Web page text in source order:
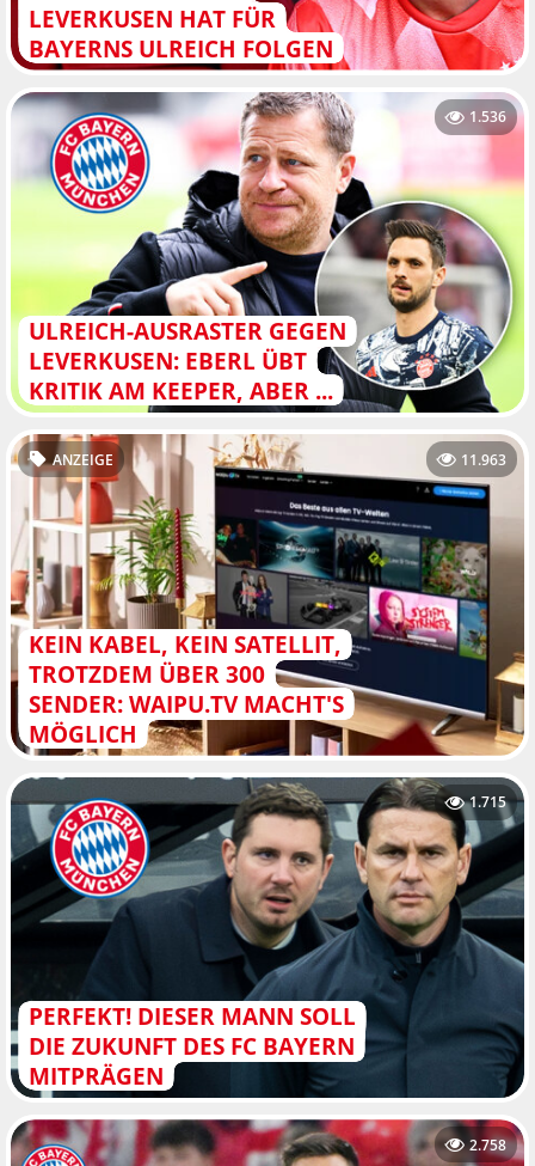
LEVERKUSEN HAT FÜR
BAYERNS ULREICH FOLGEN
ULREICH-AUSRASTER GEGEN
LEVERKUSEN: EBERL ÜBT
KRITIK AM KEEPER, ABER ...
1.536
KEIN KABEL, KEIN SATELLIT,
TROTZDEM ÜBER 300
SENDER: WAIPU.TV MACHT'S
MÖGLICH
ANZEIGE 11.963
PERFEKT! DIESER MANN SOLL
DIE ZUKUNFT DES FC BAYERN
MITPRÄGEN
1.715
2.758